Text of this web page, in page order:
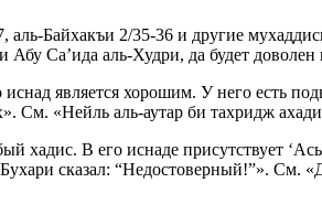
Байхакъи 2/35-36 и другие
Са’ида аль-Худри, да будет
является хорошим. У него есть
См. «Нейль аль-аутар би тахридж
В его иснаде присутствует
сказал: “Недостоверный!”».